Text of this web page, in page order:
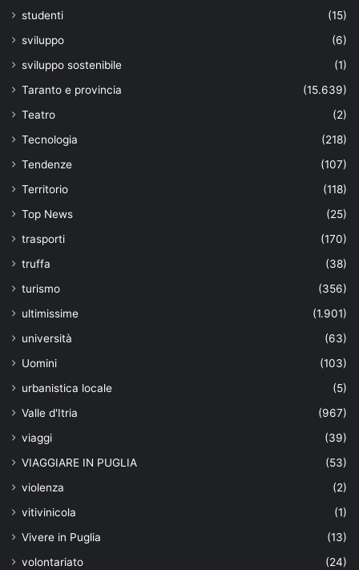
studenti
(15)
sviluppo
(6)
sviluppo sostenibile
(1)
Taranto e provincia
(15.639)
Teatro
(2)
Tecnologia
(218)
Tendenze
(107)
Territorio
(118)
Top News
(25)
trasporti
(170)
truffa
(38)
turismo
(356)
ultimissime
(1.901)
università
(63)
Uomini
(103)
urbanistica locale
(5)
Valle d'Itria
(967)
viaggi
(39)
VIAGGIARE IN PUGLIA
(53)
violenza
(2)
vitivinicola
(1)
Vivere in Puglia
(13)
volontariato
(24)